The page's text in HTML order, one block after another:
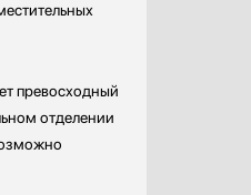
превосходный
отделении